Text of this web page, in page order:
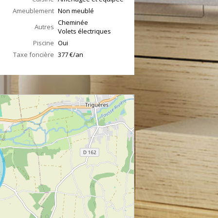
Ameublement Non meublé
Autres Cheminée
Volets électriques
Piscine Oui
Taxe foncière 377 €/an